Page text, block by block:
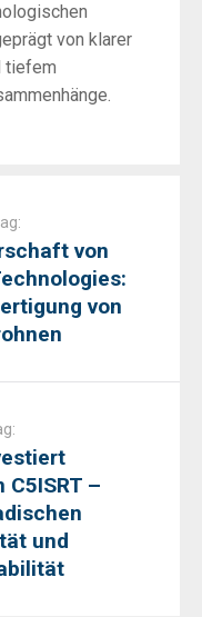
von klarer
tiefem
von
von
C5ISRT –
und